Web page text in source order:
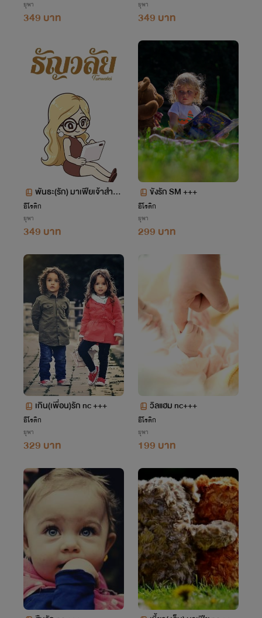
ยุพา
349 บาท
ยุพา
349 บาท
พันธะ(รัก) มาเฟียเจ้าสำรา
ญSM++++
อีโรติก
ยุพา
349 บาท
ขังรัก SM +++
อีโรติก
ยุพา
299 บาท
เกิน(เพื่อน)รัก nc +++
อีโรติก
ยุพา
329 บาท
วิลแฮม nc+++
อีโรติก
ยุพา
199 บาท